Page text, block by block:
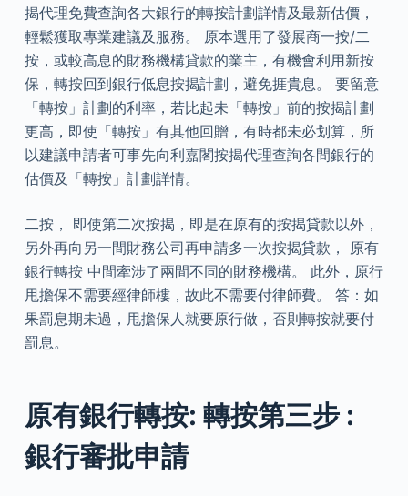
揭代理免費查詢各大銀行的轉按計劃詳情及最新估價，
輕鬆獲取專業建議及服務。 原本選用了發展商一按/二
按，或較高息的財務機構貸款的業主，有機會利用新按
保，轉按回到銀行低息按揭計劃，避免捱貴息。 要留意
「轉按」計劃的利率，若比起未「轉按」前的按揭計劃
更高，即使「轉按」有其他回贈，有時都未必划算，所
以建議申請者可事先向利嘉閣按揭代理查詢各間銀行的
估價及「轉按」計劃詳情。
二按， 即使第二次按揭，即是在原有的按揭貸款以外，
另外再向另一間財務公司再申請多一次按揭貸款， 原有
銀行轉按 中間牽涉了兩間不同的財務機構。 此外，原行
甩擔保不需要經律師樓，故此不需要付律師費。 答：如
果罰息期未過，甩擔保人就要原行做，否則轉按就要付
罰息。
原有銀行轉按: 轉按第三步 :
銀行審批申請